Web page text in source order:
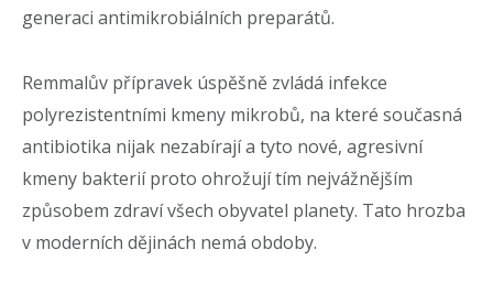
generaci antimikrobiálních preparátů.
Remmalův přípravek úspěšně zvládá infekce
polyrezistentními kmeny mikrobů, na které současná
antibiotika nijak nezabírají a tyto nové, agresivní
kmeny bakterií proto ohrožují tím nejvážnějším
způsobem zdraví všech obyvatel planety. Tato hrozba
v moderních dějinách nemá obdoby.